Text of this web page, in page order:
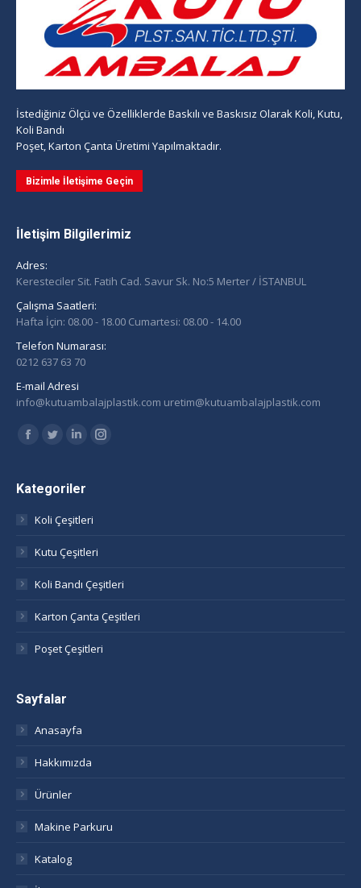
İstediğiniz Ölçü ve Özelliklerde Baskılı ve Baskısız Olarak Koli, Kutu,
Koli Bandı
Poşet, Karton Çanta Üretimi Yapılmaktadır.
Bizimle İletişime Geçin
İletişim Bilgilerimiz
Adres:
Keresteciler Sit. Fatih Cad. Savur Sk. No:5 Merter / İSTANBUL
Çalışma Saatleri:
Hafta İçin: 08.00 - 18.00 Cumartesi: 08.00 - 14.00
Telefon Numarası:
0212 637 63 70
E-mail Adresi
info@kutuambalajplastik.com uretim@kutuambalajplastik.com
Find us on:
Facebook
opens
new
window
Twitter
opens
new
window
Linkedin
opens
new
window
Instagram
Kategoriler
Koli Çeşitleri
Kutu Çeşitleri
Koli Bandı Çeşitleri
Karton Çanta Çeşitleri
Poşet Çeşitleri
Sayfalar
Anasayfa
Hakkımızda
Ürünler
Makine Parkuru
Katalog